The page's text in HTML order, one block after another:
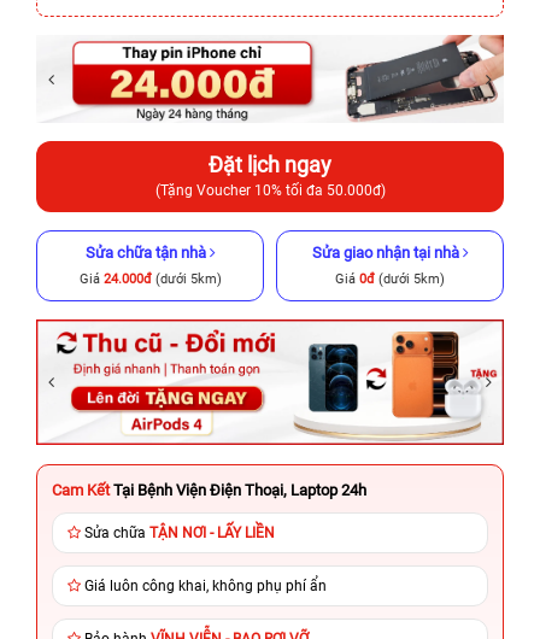
Đặt lịch ngay
(Tặng Voucher 10% tối đa 50.000đ)
Sửa chữa tận nhà
Giá 24.000đ(dưới 5km)
Sửa giao nhận tại nhà
Giá 0đ (dưới 5km)
Cam Kết Tại Bệnh Viện Điện Thoại, Laptop 24h
Sửa chữa TẬN NƠI - LẤY LIỀN
Giá luôn công khai, không phụ phí ẩn